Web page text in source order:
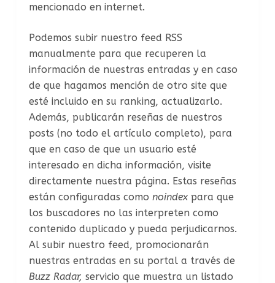
mencionado en internet.
Podemos subir nuestro feed RSS
manualmente para que recuperen la
información de nuestras entradas y en caso
de que hagamos mención de otro site que
esté incluido en su ranking, actualizarlo.
Además, publicarán reseñas de nuestros
posts (no todo el artículo completo), para
que en caso de que un usuario esté
interesado en dicha información, visite
directamente nuestra página. Estas reseñas
están configuradas como noindexpara que
los buscadores no las interpreten como
contenido duplicado y pueda perjudicarnos.
Al subir nuestro feed, promocionarán
nuestras entradas en su portal a través de
Buzz Radar, servicio que muestra un listado